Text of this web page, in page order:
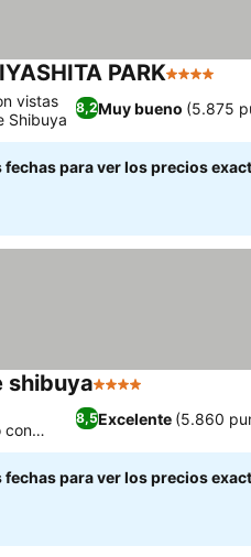
PARK4 Estrellas
8,2Muy bueno (5.875
vistas
Shibuya
fechas para ver los precios
shibuya4 Estrellas
8,5Excelente (5.860
con
fechas para ver los precios